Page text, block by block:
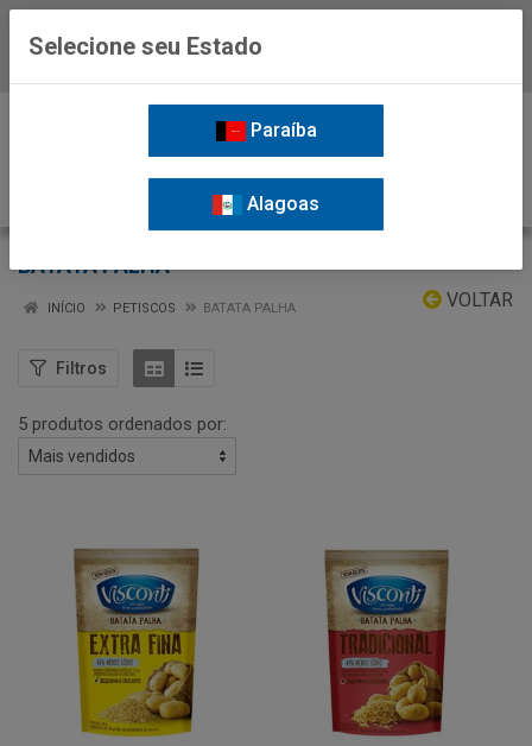
BATATA PALHA
VOLTAR
INÍCIO PETISCOS BATATA PALHA
Filtros
5 produtos ordenados por:
Selecione seu Estado
Paraíba
Alagoas